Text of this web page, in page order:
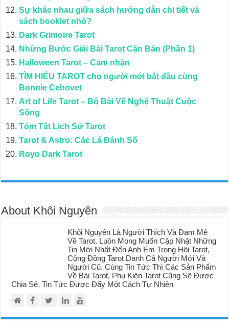
Sự khác nhau giữa sách hướng dẫn chi tiết và
sách booklet nhỏ?
Dark Grimoire Tarot
Những Bước Giải Bài Tarot Căn Bản (Phần 1)
Halloween Tarot – Cảm nhận
TÌM HIỂU TAROT cho người mới bắt đầu cùng
Bonnie Cehovet
Art of Life Tarot – Bộ Bài Về Nghệ Thuật Cuộc
Sống
Tóm Tắt Lịch Sử Tarot
Tarot & Astro: Các Lá Đánh Số
Royo Dark Tarot
About Khôi Nguyên
Khôi Nguyên Là Người Thích Và Đam Mê
Về Tarot. Luôn Mong Muốn Cập Nhật Những
Tin Mới Nhất Đến Anh Em Trong Hội Tarot,
Cộng Đồng Tarot Danh Cả Người Mới Và
Người Cũ. Cùng Tin Tức Thì Các Sản Phẩm
Về Bài Tarot, Phụ Kiện Tarot Cũng Sẽ Được
Chia Sẻ. Tin Tức Được Đẩy Một Cách Tự Nhiên